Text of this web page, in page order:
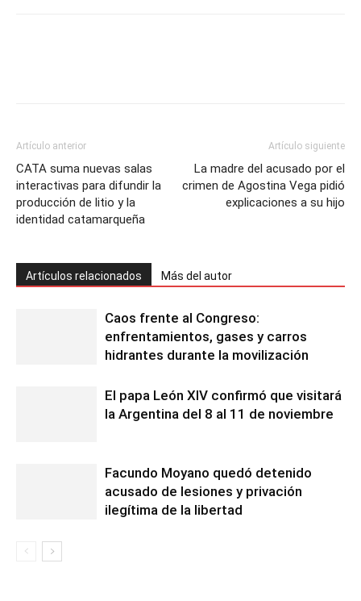
Artículo anterior
CATA suma nuevas salas
interactivas para difundir la
producción de litio y la
identidad catamarqueña
Artículo siguiente
La madre del acusado por el
crimen de Agostina Vega pidió
explicaciones a su hijo
Artículos relacionados Más del autor
Caos frente al Congreso:
enfrentamientos, gases y carros
hidrantes durante la movilización
El papa León XIV confirmó que visitará
la Argentina del 8 al 11 de noviembre
Facundo Moyano quedó detenido
acusado de lesiones y privación
ilegítima de la libertad